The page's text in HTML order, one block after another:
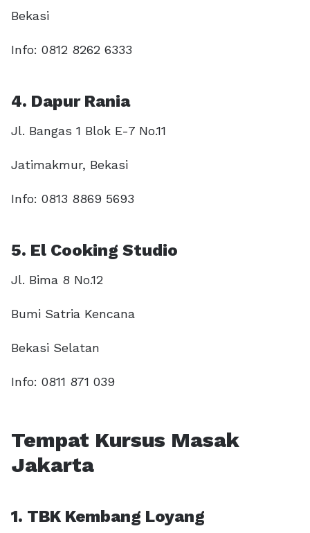
Bekasi
Info: 0812 8262 6333
4. Dapur Rania
Jl. Bangas 1 Blok E-7 No.11
Jatimakmur, Bekasi
Info: 0813 8869 5693
5. El Cooking Studio
Jl. Bima 8 No.12
Bumi Satria Kencana
Bekasi Selatan
Info: 0811 871 039
Tempat Kursus Masak
Jakarta
1. TBK Kembang Loyang